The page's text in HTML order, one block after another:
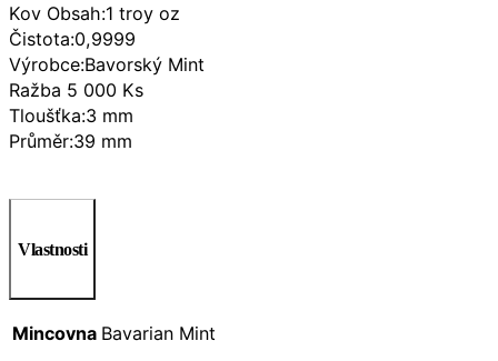
Kov Obsah:1 troy oz
Čistota:0,9999
Výrobce:Bavorský Mint
Ražba 5 000 Ks
Tloušťka:3 mm
Průměr:39 mm
Vlastnosti
Mincovna Bavarian Mint